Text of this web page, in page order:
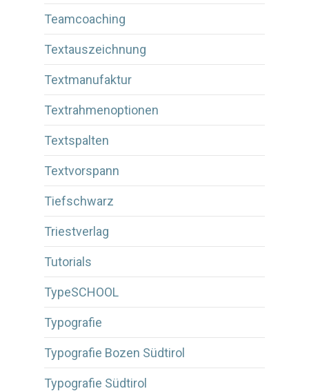
Teamcoaching
Textauszeichnung
Textmanufaktur
Textrahmenoptionen
Textspalten
Textvorspann
Tiefschwarz
Triestverlag
Tutorials
TypeSCHOOL
Typografie
Typografie Bozen Südtirol
Typografie Südtirol